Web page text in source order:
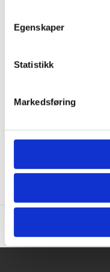
Egenskaper
Statistikk
Markedsføring